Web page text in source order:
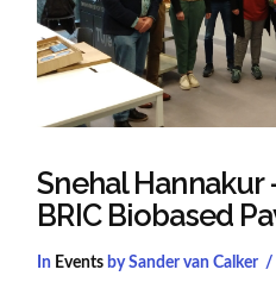
Snehal Hannakur
BRIC Biobased
In Events by Sander van Calker